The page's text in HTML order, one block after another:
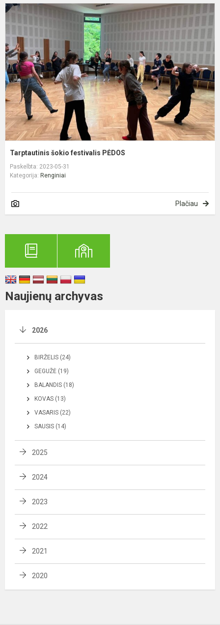
Tarptautinis šokio festivalis PĖDOS
Paskelbta: 2023-05-31
Kategorija: Renginiai
Plačiau
Naujienų archyvas
2026
BIRŽELIS (24)
GEGUŽĖ (19)
BALANDIS (18)
KOVAS (13)
VASARIS (22)
SAUSIS (14)
2025
2024
2023
2022
2021
2020